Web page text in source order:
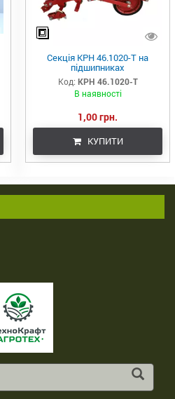
Секція КРН 46.1020-Т на
підшипниках
Код: КРН 46.1020-Т
В наявності
1,00 грн.
КУПИТИ